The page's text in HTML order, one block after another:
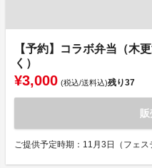
【予約】コラボ弁当（木
く）
¥3,000 (税込/送料込)残り37
ご提供予定時期：11月3日（フェス